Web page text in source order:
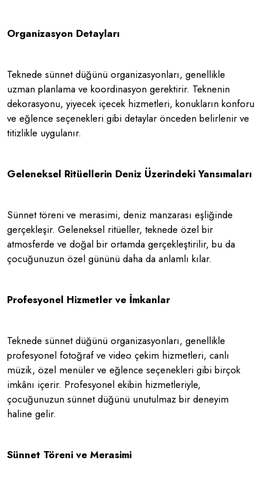
Organizasyon Detayları
Teknede sünnet düğünü organizasyonları, genellikle
uzman planlama ve koordinasyon gerektirir. Teknenin
dekorasyonu, yiyecek içecek hizmetleri, konukların konforu
ve eğlence seçenekleri gibi detaylar önceden belirlenir ve
titizlikle uygulanır.
Geleneksel Ritüellerin Deniz Üzerindeki Yansımaları
Sünnet töreni ve merasimi, deniz manzarası eşliğinde
gerçekleşir. Geleneksel ritüeller, teknede özel bir
atmosferde ve doğal bir ortamda gerçekleştirilir, bu da
çocuğunuzun özel gününü daha da anlamlı kılar.
Profesyonel Hizmetler ve İmkanlar
Teknede sünnet düğünü organizasyonları, genellikle
profesyonel fotoğraf ve video çekim hizmetleri, canlı
müzik, özel menüler ve eğlence seçenekleri gibi birçok
imkânı içerir. Profesyonel ekibin hizmetleriyle,
çocuğunuzun sünnet düğünü unutulmaz bir deneyim
haline gelir.
Sünnet Töreni ve Merasimi